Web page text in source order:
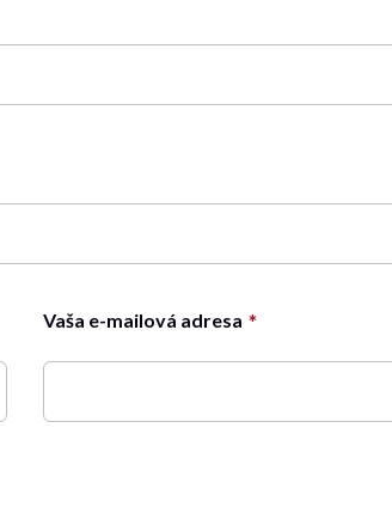
Vaša e-mailová adresa